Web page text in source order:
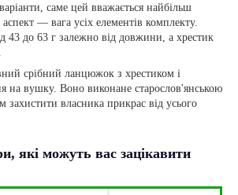
саме цей вважається найбільш
— вага усіх елементів комплекту.
43 до 63 г залежно від довжини, а хрестик
срібний ланцюжок з хрестиком і
на вушку. Воно виконане старослов'янською
власника прикрас від усього
які можуть вас зацікавити